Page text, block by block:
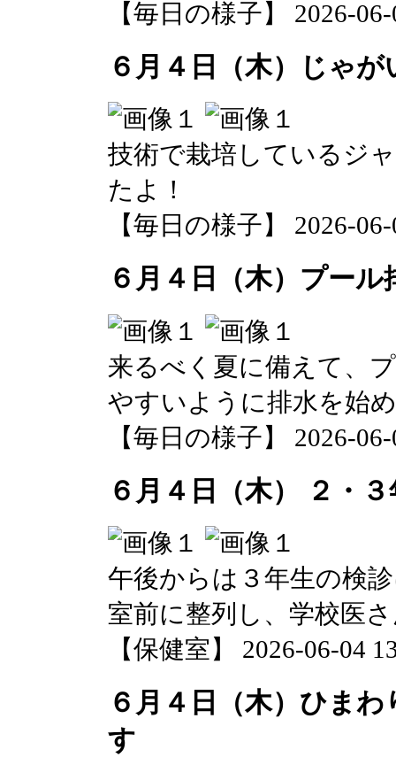
【毎日の様子】 2026-
６月４日（木）じゃが
技術で栽培しているジ
たよ！
【毎日の様子】 2026-
６月４日（木）プール
来るべく夏に備えて、
やすいように排水を始
【毎日の様子】 2026-
６月４日（木） ２・
午後からは３年生の検
室前に整列し、学校医
【保健室】 2026-06-04
６月４日（木）ひま
す